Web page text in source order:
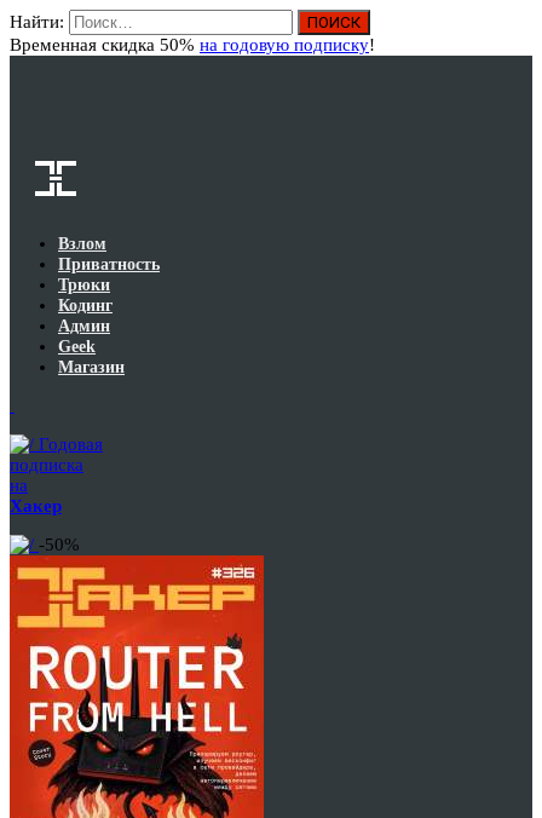
Найти:
Временная скидка 50% на годовую подписку!
Взлом
Приватность
Трюки
Кодинг
Админ
Geek
Магазин
Годовая
подписка
на
Хакер
-50%